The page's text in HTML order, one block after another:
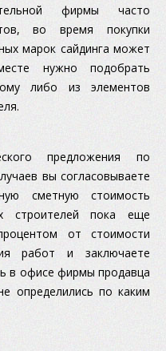
фирмы часто
во время покупки
марок сайдинга может
нужно подобрать
либо из элементов
предложения по
вы согласовываете
сметную стоимость
строителей пока еще
от стоимости
работ и заключаете
в офисе фирмы продавца
определились по каким